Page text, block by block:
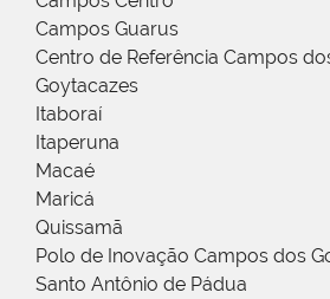
Campos Guarus
Centro de Referência Campos
Goytacazes
Itaboraí
Itaperuna
Macaé
Maricá
Quissamã
Polo de Inovação Campos dos
Santo Antônio de Pádua